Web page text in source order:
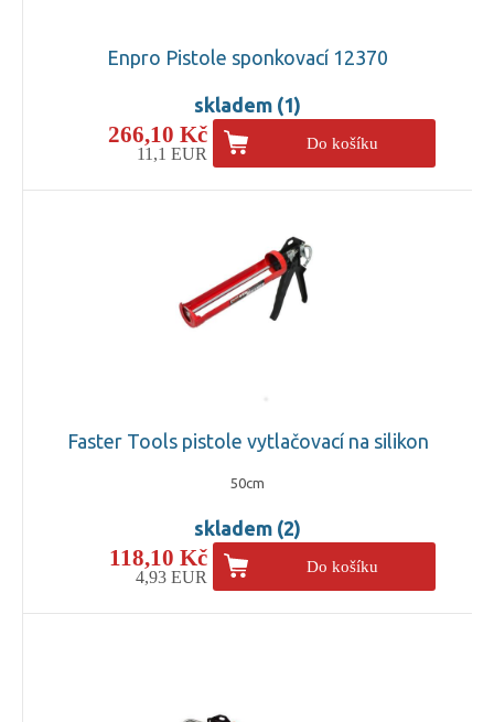
Enpro Pistole sponkovací 12370
skladem (1)
266,10 Kč
11,1 EUR
Do košíku
Faster Tools pistole vytlačovací na silikon
50cm
skladem (2)
118,10 Kč
4,93 EUR
Do košíku